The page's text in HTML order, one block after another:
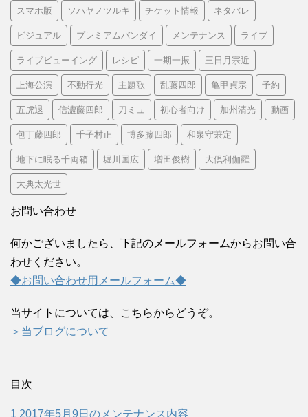
スマホ版 ソハヤノツルキ チケット情報 ネタバレ
ビジュアル プレミアムバンダイ メンテナンス ライブ
ライブビューイング レシピ 一期一振 三日月宗近
上海公演 不動行光 主題歌 乱藤四郎 亀甲貞宗 予約
五虎退 信濃藤四郎 刀ミュ 初心者向け 加州清光 動画
包丁藤四郎 千子村正 博多藤四郎 和泉守兼定
地下に眠る千両箱 堀川国広 増田俊樹 大倶利伽羅
大典太光世
お問い合わせ
何かございましたら、下記のメールフォームからお問い合
わせください。
◆お問い合わせ用メールフォーム◆
当サイトについては、こちらからどうぞ。
＞当ブログについて
目次
1 2017年5月9日のメンテナンス内容